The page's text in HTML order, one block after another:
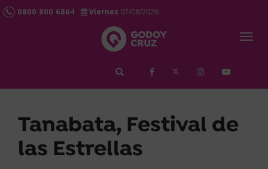
0800 800 6864 Viernes 07/08/2026
Tanabata, Festival de
las Estrellas